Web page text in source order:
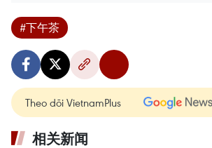
#下午茶
Theo dõi VietnamPlus
相关新闻